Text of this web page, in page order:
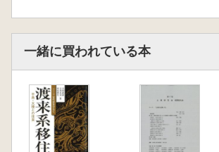
一緒に買われている本